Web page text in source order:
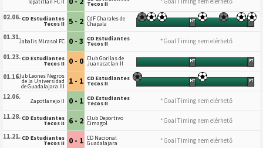
Tecos II
02.06.CD Estudiantes
Tecos II 5 - 2 CdF Charales de
Chapala HT FT
01.31.Jabalis Mirasol FC 0 - 3 CD Estudiantes
Tecos II
*Goal Timing nem elérhető
01.23.CD Estudiantes
Tecos II 0 - 0 Club Gorilas de
Juanacatlan II HT FT
01.16.Club Leones Negros
de la Universidad
de Guadalajara III 1 - 1 CD Estudiantes
Tecos II HT FT
12.06. Zapotlanejo II 0 - 1 CD Estudiantes
Tecos II
*Goal Timing nem elérhető
11.28.CD Estudiantes
Tecos II 6 - 2 Club Deportivo
Cimagol
*Goal Timing nem elérhető
11.21.CD Estudiantes
Tecos II 0 - 1 CD Nacional
Guadalajara
*Goal Timing nem elérhető